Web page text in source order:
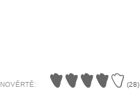
NOVĒRTĒ: (28)